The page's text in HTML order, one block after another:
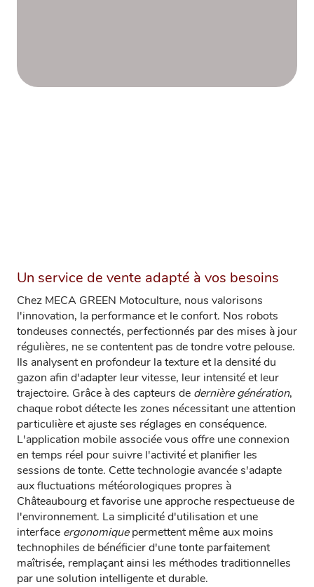
Un service de vente adapté à vos besoins
Chez MECA GREEN Motoculture, nous valorisons
l'innovation, la performance et le confort. Nos robots
tondeuses connectés, perfectionnés par des mises à jour
régulières, ne se contentent pas de tondre votre pelouse.
Ils analysent en profondeur la texture et la densité du
gazon afin d'adapter leur vitesse, leur intensité et leur
trajectoire. Grâce à des capteurs de dernière génération,
chaque robot détecte les zones nécessitant une attention
particulière et ajuste ses réglages en conséquence.
L'application mobile associée vous offre une connexion
en temps réel pour suivre l'activité et planifier les
sessions de tonte. Cette technologie avancée s'adapte
aux fluctuations météorologiques propres à
Châteaubourg et favorise une approche respectueuse de
l'environnement. La simplicité d'utilisation et une
interface ergonomiquepermettent même aux moins
technophiles de bénéficier d'une tonte parfaitement
maîtrisée, remplaçant ainsi les méthodes traditionnelles
par une solution intelligente et durable.